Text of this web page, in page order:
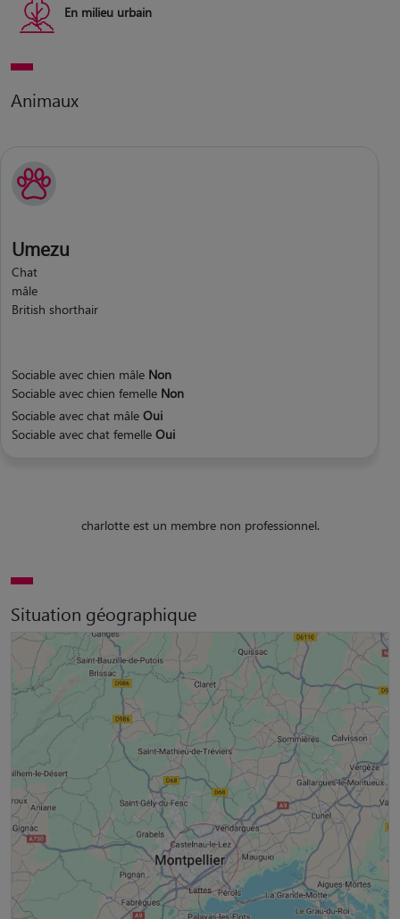
En milieu urbain
Animaux
Umezu
Chat
mâle
British shorthair
Sociable avec chien mâle Non
Sociable avec chien femelle Non
Sociable avec chat mâle Oui
Sociable avec chat femelle Oui
charlotte est un membre non professionnel.
Situation géographique